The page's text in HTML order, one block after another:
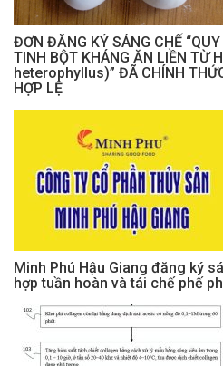
ĐƠN ĐĂNG KÝ SÁNG CHẾ
TINH BỘT KHÁNG ĂN LIỀN TỪ
heterophyllus)” ĐÃ CHÍNH
HỢP LỆ
Minh Phú Hậu Giang đăng ký
hợp tuần hoàn và tái chế phế